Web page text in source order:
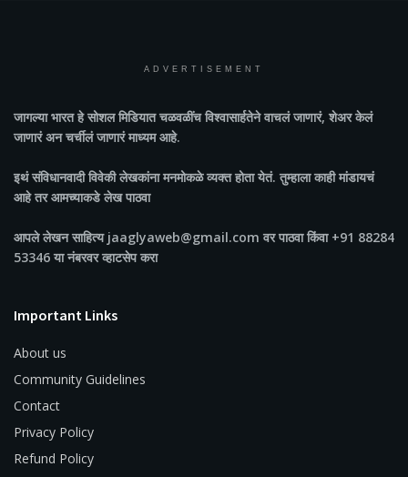
ADVERTISEMENT
जागल्या भारतहे सोशल मिडियात चळवळींच विश्वासार्हतेने वाचलं जाणारं, शेअर केलं
जाणारं अन चर्चीलं जाणारं माध्यम आहे.
इथं संविधानवादी विवेकी लेखकांना मनमोकळे व्यक्त होता येतं. तुम्हाला काही मांडायचं
आहे तर आमच्याकडे लेख पाठवा
आपले लेखन साहित्य jaaglyaweb@gmail.com वर पाठवा किंवा +91 88284
53346 या नंबरवर व्हाटसेप करा
Important Links
About us
Community Guidelines
Contact
Privacy Policy
Refund Policy